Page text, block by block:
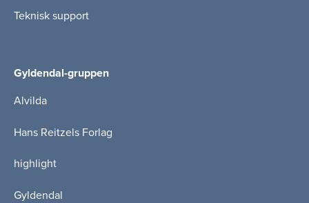
Teknisk support
Gyldendal-gruppen
Alvilda
Hans Reitzels Forlag
highlight
Gyldendal